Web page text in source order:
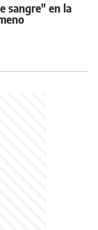
sangre" en la